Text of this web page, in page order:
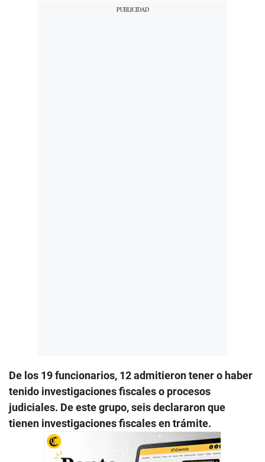
De los 19 funcionarios, 12 admitieron tener o haber
tenido investigaciones fiscales o procesos
judiciales. De este grupo, seis declararon que
tienen investigaciones fiscales en trámite.